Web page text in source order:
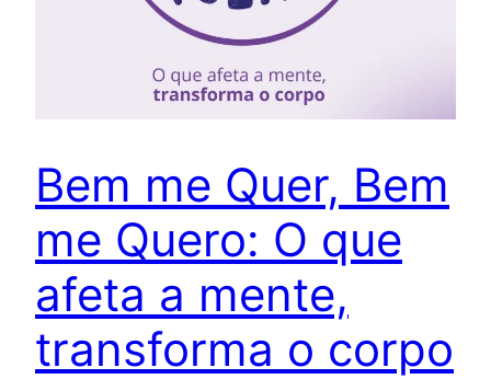
Bem me Quer, Bem
me Quero: O que
afeta a mente,
transforma o corpo